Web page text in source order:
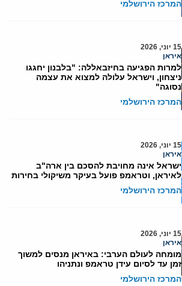
המרכז הירושלמי
15 יוני, 2026
איראן
למרות הפגיעה בחיזבאללה: "בלבנון יחגגו
ניצחון, וישראל עלולה למצוא את עצמה
נסוגה"
המרכז הירושלמי
15 יוני, 2026
איראן
ישראל אינה מחויבת להסכם בין ארה"ב
לאיראן, וטראמפ פועל בעיקר משיקולי בחירות
המרכז הירושלמי
15 יוני, 2026
איראן
מומחה לעולם הערבי: באיראן מנסים למשוך
זמן עד לסיום עידן טראמפ ונתניהו
המרכז הירושלמי